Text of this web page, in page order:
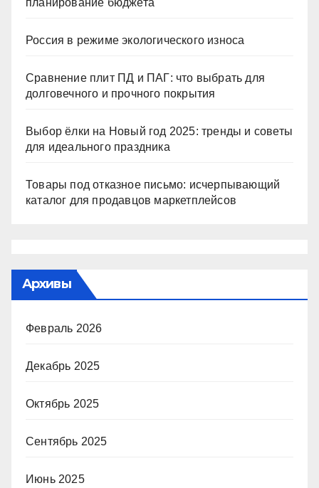
Россия в режиме экологического износа
Сравнение плит ПД и ПАГ: что выбрать для
долговечного и прочного покрытия
Выбор ёлки на Новый год 2025: тренды и советы
для идеального праздника
Товары под отказное письмо: исчерпывающий
каталог для продавцов маркетплейсов
Архивы
Февраль 2026
Декабрь 2025
Октябрь 2025
Сентябрь 2025
Июнь 2025